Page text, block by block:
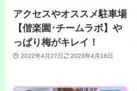
アクセスやオススメ駐車場
【偕楽園･チームラボ】や
っぱり梅がキレイ！
2022年4月27日 2023年4月16日